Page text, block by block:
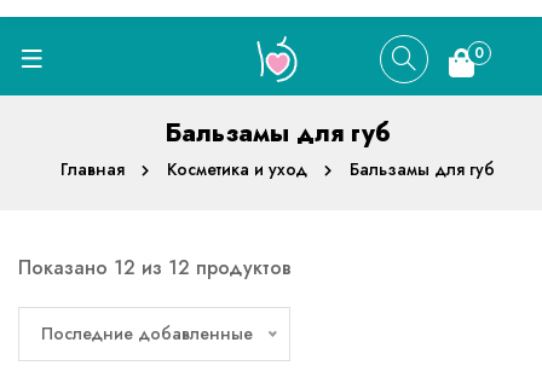
0
Бальзамы для губ
Главная Косметика и уход Бальзамы для губ
Показано 12 из 12 продуктов
Последние добавленные